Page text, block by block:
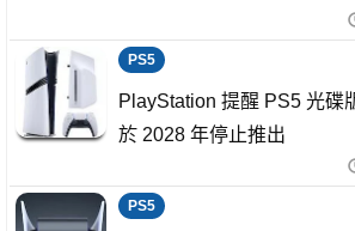
PS5
PlayStation 提醒 PS5 光
於 2028 年停止推出
PS5